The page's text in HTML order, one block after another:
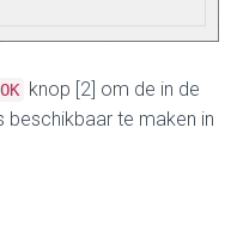
OK
knop [2] om de in de
beschikbaar te maken in